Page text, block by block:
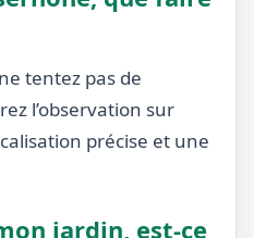
tentez pas de
l’observation sur
précise et une
jardin, est-ce